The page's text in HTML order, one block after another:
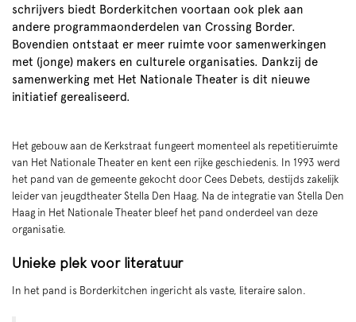
schrijvers biedt Borderkitchen voortaan ook plek aan
andere programmaonderdelen van Crossing Border.
Bovendien ontstaat er meer ruimte voor samenwerkingen
met (jonge) makers en culturele organisaties. Dankzij de
samenwerking met Het Nationale Theater is dit nieuwe
initiatief gerealiseerd.
Het gebouw aan de Kerkstraat fungeert momenteel als repetitieruimte
van Het Nationale Theater en kent een rijke geschiedenis. In 1993 werd
het pand van de gemeente gekocht door Cees Debets, destijds zakelijk
leider van jeugdtheater Stella Den Haag. Na de integratie van Stella Den
Haag in Het Nationale Theater bleef het pand onderdeel van deze
organisatie.
Unieke plek voor literatuur
In het pand is Borderkitchen ingericht als vaste, literaire salon.